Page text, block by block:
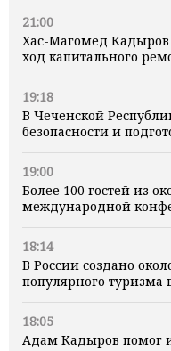
21:00
Хас-Магомед
ход капитального
19:18
В Чеченской
безопасности и
19:00
Более 100 гостей из
международной
18:14
В России создано
популярного туризма
18:05
Адам Кадыров помог